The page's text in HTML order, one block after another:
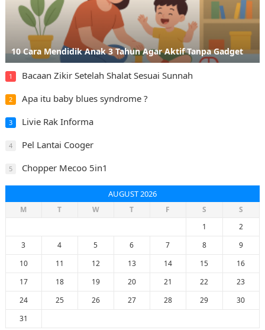
10 Cara Mendidik Anak 3 Tahun Agar Aktif Tanpa Gadget
1 Bacaan Zikir Setelah Shalat Sesuai Sunnah
2 Apa itu baby blues syndrome ?
3 Livie Rak Informa
4 Pel Lantai Cooger
5 Chopper Mecoo 5in1
AUGUST 2026
M T W T F S
S
1
2
3
4 5 6 7 8
9
10
11 12 13 14 15
16
17
18 19 20 21 22
23
24
25 26 27 28 29
30
31